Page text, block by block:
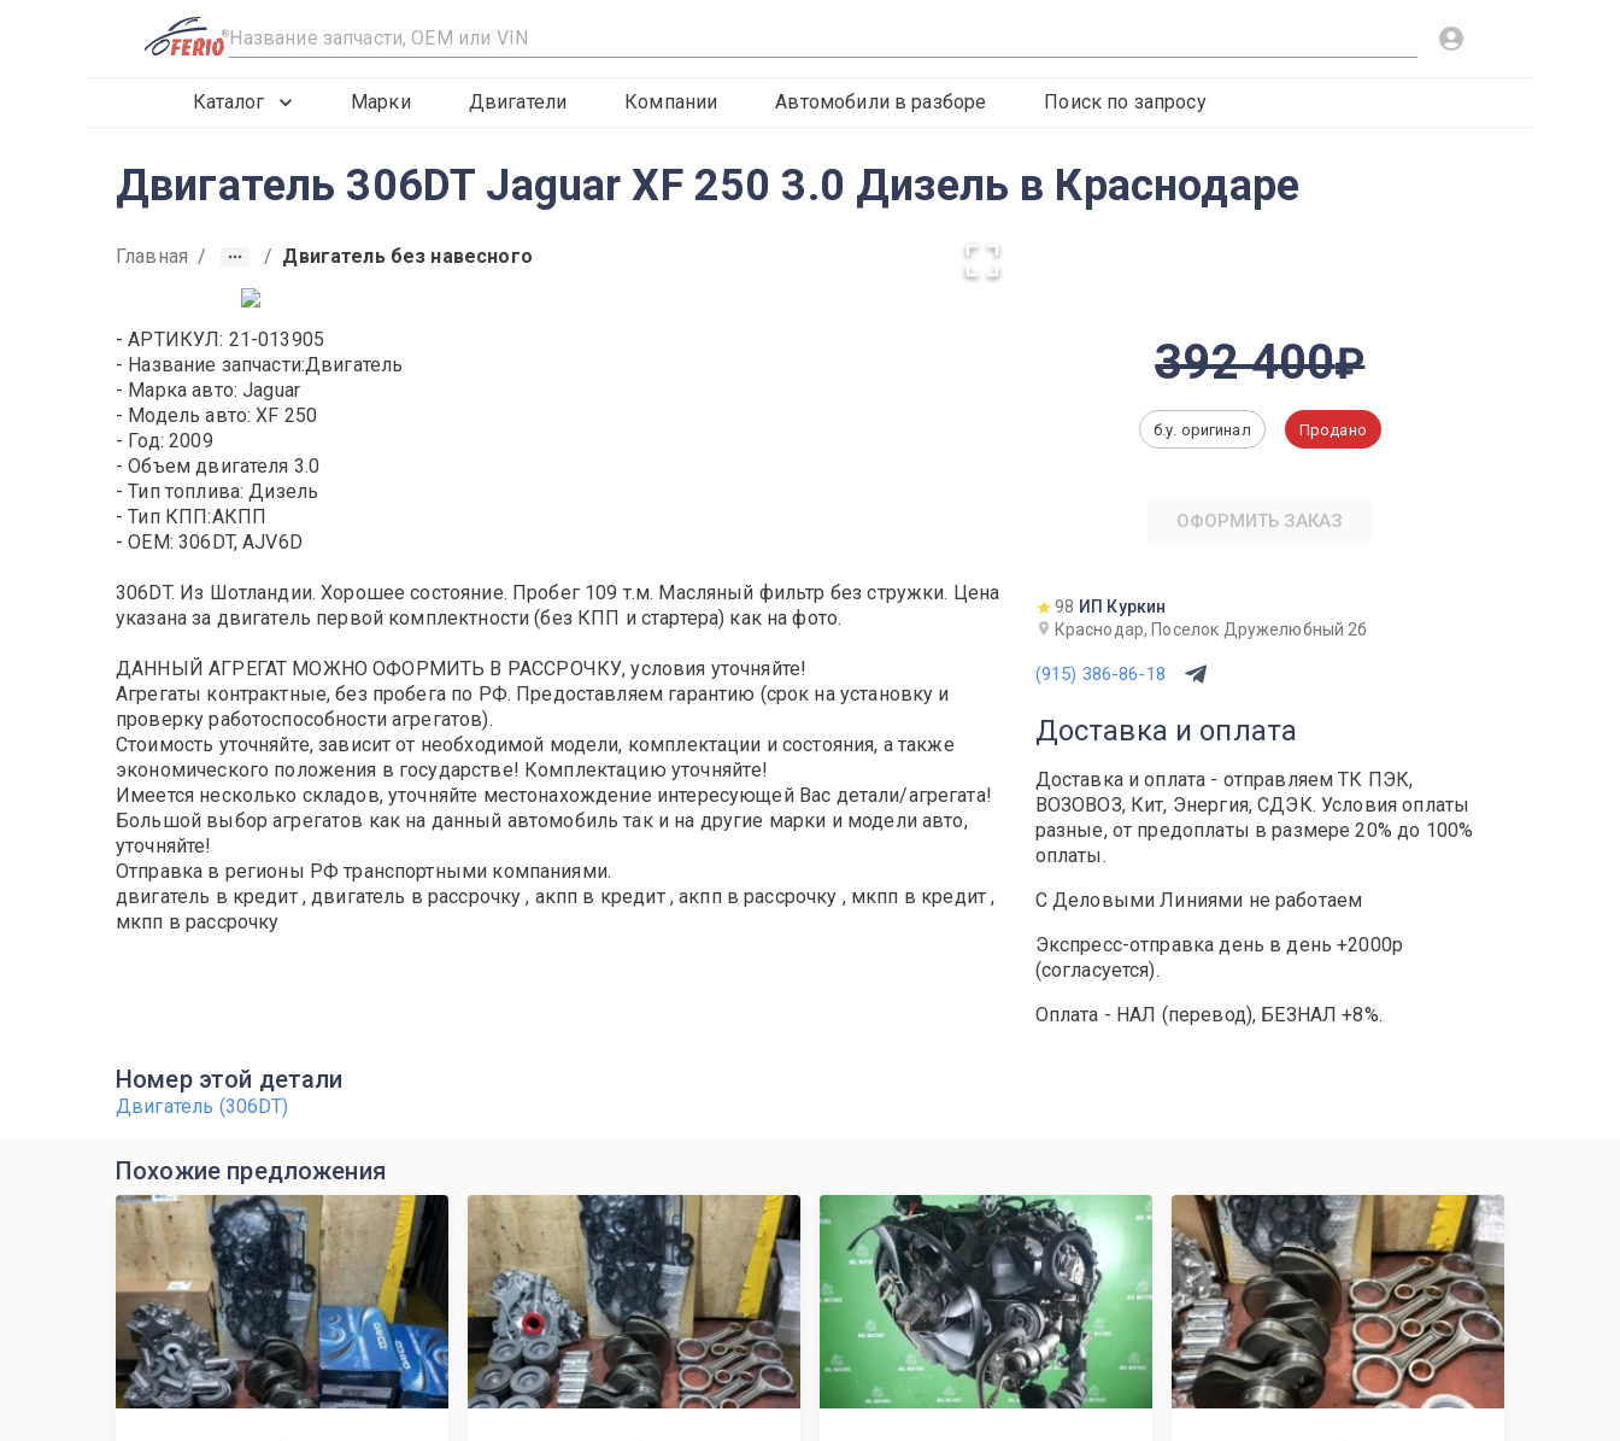
R
Каталог Марки Двигатели Компании Автомобили в разборе Поиск по запросу
Двигатель 306DT Jaguar XF 250 3.0 Дизель в Краснодаре
Главная / / Двигатель без навесного
- АРТИКУЛ: 21-013905
- Название запчасти:Двигатель
- Марка авто: Jaguar
- Модель авто: XF 250
- Год: 2009
- Объем двигателя 3.0
- Тип топлива: Дизель
- Тип КПП:АКПП
- OEM: 306DT, AJV6D
306DT. Из Шотландии. Хорошее состояние. Пробег 109 т.м. Масляный фильтр без стружки. Цена
указана за двигатель первой комплектности (без КПП и стартера) как на фото.
ДАННЫЙ АГРЕГАТ МОЖНО ОФОРМИТЬ В РАССРОЧКУ, условия уточняйте!
Агрегаты контрактные, без пробега по РФ. Предоставляем гарантию (срок на установку и
проверку работоспособности агрегатов).
Cтoимость утoчняйтe, зависит oт нeoбходимой модeли, комплектaции и состояния, а также
экономического положения в государстве! Комплeктацию утoчняйтe!
Имеется несколько складов, уточняйте местонахождение интересующей Вас детали/агрегата!
Большой выбор агрегатов как на данный автомобиль так и на другие марки и модели авто,
уточняйте!
Отправка в регионы РФ транспортными компаниями.
двигатель в кредит , двигатель в рассрочку , акпп в кредит , акпп в рассрочку , мкпп в кредит ,
мкпп в рассрочку
392 400
б.у. оригинал Продано
ОФОРМИТЬ ЗАКАЗ
98 ИП Куркин
Краснодар, Поселок Дружелюбный 2б
(915) 386-86-18
Доставка и оплата
Доставка и оплата - отправляем ТК ПЭК,
ВОЗОВОЗ, Кит, Энергия, СДЭК. Условия оплаты
разные, от предоплаты в размере 20% до 100%
оплаты.
С Деловыми Линиями не работаем
Экспресс-отправка день в день +2000р
(согласуется).
Оплата - НАЛ (перевод), БЕЗНАЛ +8%.
Номер этой детали
Двигатель (306DT)
Похожие предложения